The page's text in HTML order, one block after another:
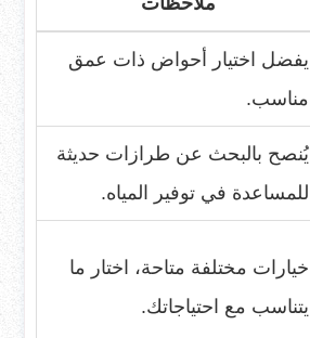
يفضل اختيار أحواض ذات عمق
مناسب.
يُنصح بالبحث عن طرازات حديثة
للمساعدة في توفير المياه.
خيارات مختلفة متاحة، اختار ما
يتناسب مع احتياجاتك.